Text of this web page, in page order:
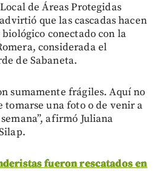
de Áreas Protegidas
que las cascadas hacen
conectado con la
considerada el
de Sabaneta.
sumamente frágiles. Aquí no
tomarse una foto o de venir a
afirmó Juliana
fueron rescatados en